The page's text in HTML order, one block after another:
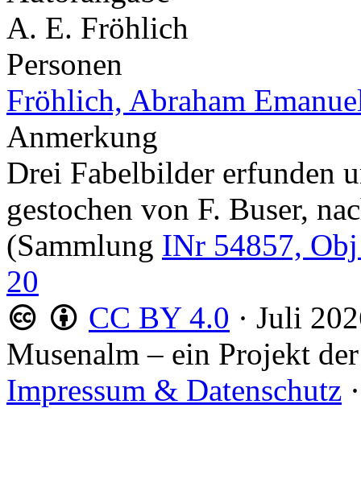
A. E. Fröhlich
Personen
Fröhlich, Abraham
Anmerkung
Drei Fabelbilder erfunden
gestochen von F. Buser,
(Sammlung INr 54857,
20
CC BY 4.0 · Juli
Musenalm – ein Projekt der
Impressum & Datenschutz ·